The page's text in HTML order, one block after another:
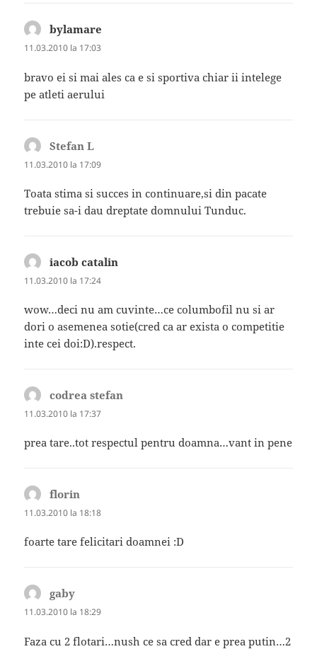
bylamare
11.03.2010 la 17:03
bravo ei si mai ales ca e si sportiva chiar ii intelege
pe atleti aerului
Stefan L
11.03.2010 la 17:09
Toata stima si succes in continuare,si din pacate
trebuie sa-i dau dreptate domnului Tunduc.
iacob catalin
11.03.2010 la 17:24
wow…deci nu am cuvinte…ce columbofil nu si ar
dori o asemenea sotie(cred ca ar exista o competitie
inte cei doi:D).respect.
codrea stefan
11.03.2010 la 17:37
prea tare..tot respectul pentru doamna…vant in pene
florin
11.03.2010 la 18:18
foarte tare felicitari doamnei :D
gaby
11.03.2010 la 18:29
Faza cu 2 flotari…nush ce sa cred dar e prea putin…2